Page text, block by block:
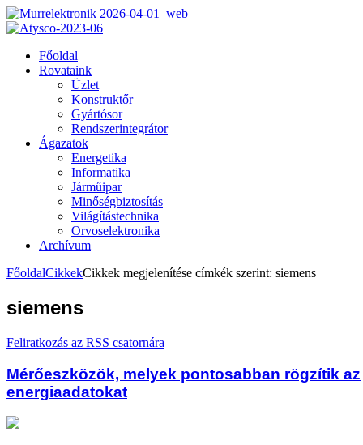
Főoldal
Rovataink
Üzlet
Konstruktőr
Gyártósor
Rendszerintegrátor
Ágazatok
Energetika
Informatika
Járműipar
Minőségbiztosítás
Világítástechnika
Orvoselektronika
Archívum
FőoldalCikkekCikkek megjelenítése címkék szerint: siemens
siemens
Feliratkozás az RSS csatornára
Mérőeszközök, melyek pontosabban rögzítik az
energiaadatokat